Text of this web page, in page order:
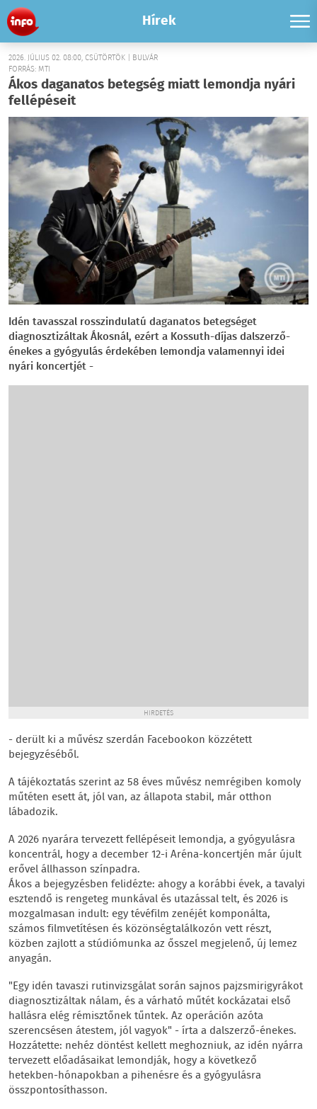
Hírek
2026. JÚLIUS 02. 08:00, CSÜTÖRTÖK | BULVÁR
FORRÁS: MTI
Ákos daganatos betegség miatt lemondja nyári
fellépéseit
Idén tavasszal rosszindulatú daganatos betegséget
diagnosztizáltak Ákosnál, ezért a Kossuth-díjas dalszerző-
énekes a gyógyulás érdekében lemondja valamennyi idei
nyári koncertjét -
HIRDETÉS
- derült ki a művész szerdán Facebookon közzétett
bejegyzéséből.
A tájékoztatás szerint az 58 éves művész nemrégiben komoly
műtéten esett át, jól van, az állapota stabil, már otthon
lábadozik.
A 2026 nyarára tervezett fellépéseit lemondja, a gyógyulásra
koncentrál, hogy a december 12-i Aréna-koncertjén már újult
erővel állhasson színpadra.
Ákos a bejegyzésben felidézte: ahogy a korábbi évek, a tavalyi
esztendő is rengeteg munkával és utazással telt, és 2026 is
mozgalmasan indult: egy tévéfilm zenéjét komponálta,
számos filmvetítésen és közönségtalálkozón vett részt,
közben zajlott a stúdiómunka az ősszel megjelenő, új lemez
anyagán.
"Egy idén tavaszi rutinvizsgálat során sajnos pajzsmirigyrákot
diagnosztizáltak nálam, és a várható műtét kockázatai első
hallásra elég rémisztőnek tűntek. Az operáción azóta
szerencsésen átestem, jól vagyok" - írta a dalszerző-énekes.
Hozzátette: nehéz döntést kellett meghozniuk, az idén nyárra
tervezett előadásaikat lemondják, hogy a következő
hetekben-hónapokban a pihenésre és a gyógyulásra
összpontosíthasson.